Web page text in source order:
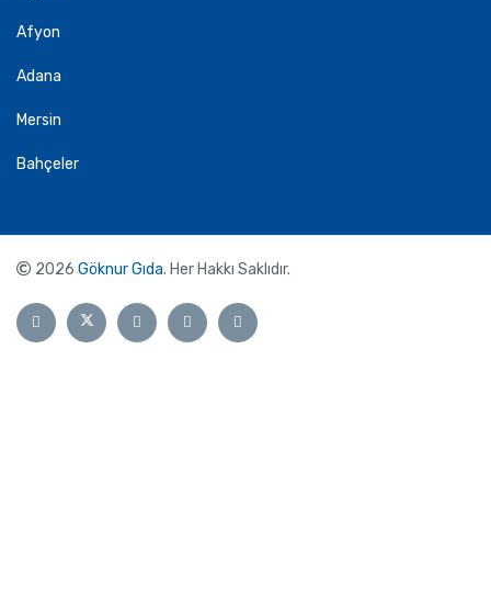
Afyon
Adana
Mersin
Bahçeler
2026 Göknur Gıda. Her Hakkı Saklıdır.